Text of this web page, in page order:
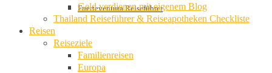
Fuerteventura Reiseführer
Geld verdienen mit eigenem Blog
Thailand Reiseführer & Reiseapotheken Checkliste
Reisen
Reiseziele
Familienreisen
Europa